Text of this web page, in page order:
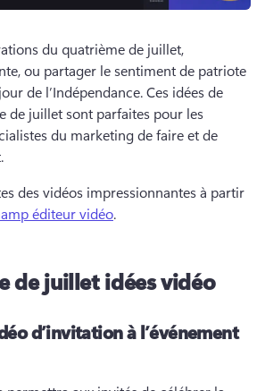
du quatrième de juillet,
ou partager le sentiment de patriote
de l’Indépendance. Ces idées de
de juillet sont parfaites pour les
du marketing de faire et de
des vidéos impressionnantes à partir
éditeur vidéo.
de juillet idées vidéo
d’invitation à l’événement